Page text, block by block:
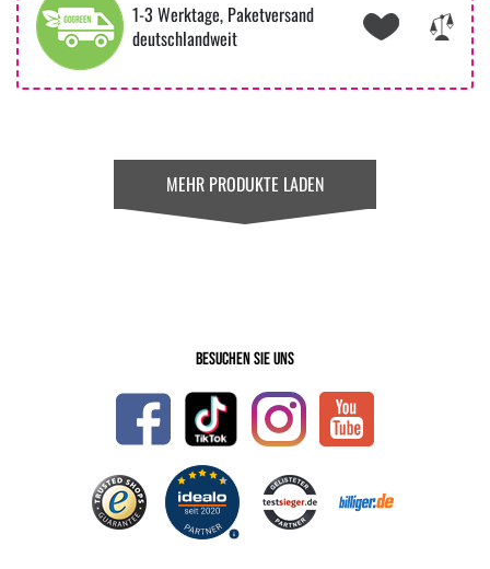
1-3 Werktage, Paketversand
deutschlandweit
MEHR PRODUKTE LADEN
Besuchen Sie uns